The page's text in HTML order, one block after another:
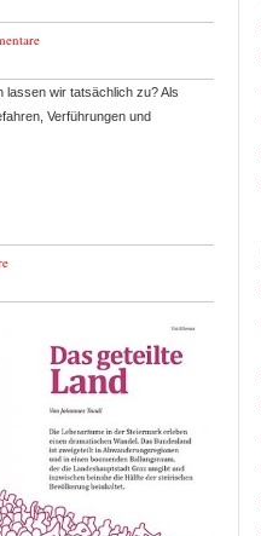
lassen wir tatsächlich zu? Als
Verführungen und